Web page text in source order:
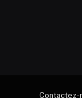
Contactez-